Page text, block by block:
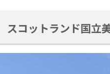
コットランド国立